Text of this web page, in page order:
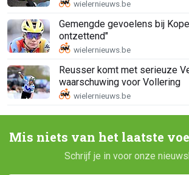
Gemengde gevoelens bij
ontzettend"
Reusser komt met serieuze
waarschuwing voor Vollering
Mis niets van het laatste
Schrijf je in voor onze